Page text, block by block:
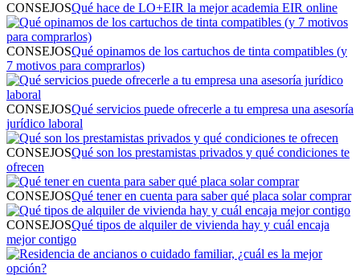
CONSEJOSQué hace de LO+EIR la mejor academia EIR online
CONSEJOSQué opinamos de los cartuchos de tinta compatibles (y
7 motivos para comprarlos)
CONSEJOSQué servicios puede ofrecerle a tu empresa una asesoría
jurídico laboral
CONSEJOSQué son los prestamistas privados y qué condiciones te
ofrecen
CONSEJOSQué tener en cuenta para saber qué placa solar comprar
CONSEJOSQué tipos de alquiler de vivienda hay y cuál encaja
mejor contigo